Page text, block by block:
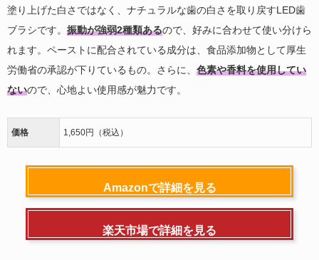
塗り上げた白さではなく、ナチュラルな歯の白さを取り戻すLED歯
ブラシです。 振動が強弱2種類あるので、好みに合わせて使い分けら
れます。ペーストに配合されている成分は、食品添加物として厚生
労働省の承認が下りているもの。さらに、 色素や香料を使用してい
ないので、心地よい使用感が魅力です。
価格 1,650円（税込）
Amazonで詳細を見る
楽天市場で詳細を見る